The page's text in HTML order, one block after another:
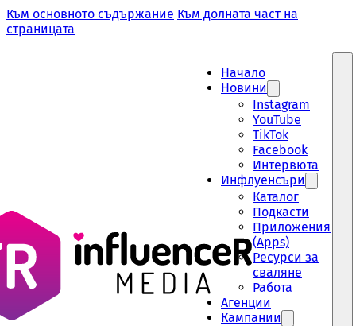
Към основното съдържание Към долната част на
страницата
Начало
Новини
Instagram
YouTube
TikTok
Facebook
Интервюта
Инфлуенсъри
Каталог
Подкасти
Приложения
(Apps)
Ресурси за
сваляне
Работа
Aгенции
Кампании